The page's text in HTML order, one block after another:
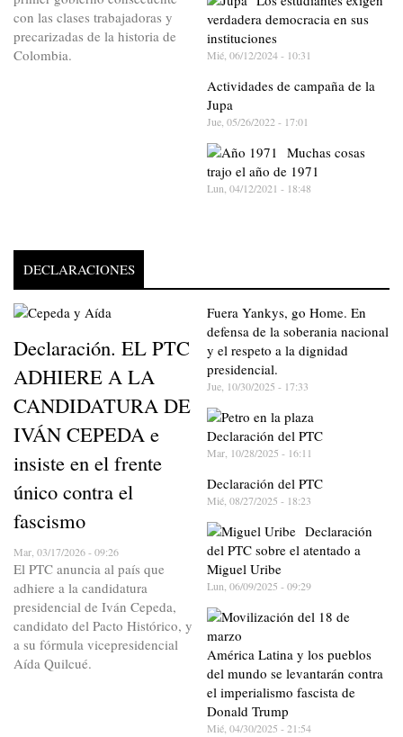
con las clases trabajadoras y
precarizadas de la historia de
Colombia.
verdadera democracia en sus
instituciones
Mié, 06/12/2024 - 10:31
Actividades de campaña de la
Jupa
Jue, 05/26/2022 - 17:01
Muchas cosas
trajo el año de 1971
Lun, 04/12/2021 - 18:48
DECLARACIONES
Declaración. EL PTC
ADHIERE A LA
CANDIDATURA DE
IVÁN CEPEDA e
insiste en el frente
único contra el
fascismo
Mar, 03/17/2026 - 09:26
El PTC anuncia al país que
adhiere a la candidatura
presidencial de Iván Cepeda,
candidato del Pacto Histórico, y
a su fórmula vicepresidencial
Aída Quilcué.
Fuera Yankys, go Home. En
defensa de la soberania nacional
y el respeto a la dignidad
presidencial.
Jue, 10/30/2025 - 17:33
Declaración del PTC
Mar, 10/28/2025 - 16:11
Declaración del PTC
Mié, 08/27/2025 - 18:23
Declaración
del PTC sobre el atentado a
Miguel Uribe
Lun, 06/09/2025 - 09:29
América Latina y los pueblos
del mundo se levantarán contra
el imperialismo fascista de
Donald Trump
Mié, 04/30/2025 - 21:54